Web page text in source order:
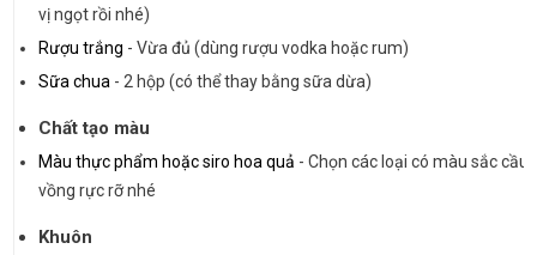
vị ngọt rồi nhé)
Rượu trắng -Vừa đủ (dùng rượu vodka hoặc rum)
Sữa chua - 2 hộp (có thể thay bằng sữa dừa)
Chất tạo màu
Màu thực phẩm hoặc siro hoa quả -Chọn các loại có màu sắc cầu
vồng rực rỡ nhé
Khuôn